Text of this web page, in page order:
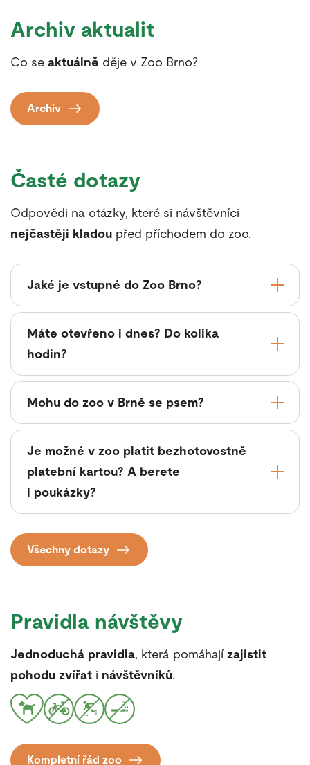
Archiv aktualit
Co se aktuálně děje v Zoo Brno?
Archiv
Časté dotazy
Odpovědi na otázky, které si návštěvníci
nejčastěji kladou před příchodem do zoo.
Jaké je vstupné do Zoo Brno?
Máte otevřeno i dnes? Do kolika
hodin?
Mohu do zoo v Brně se psem?
Je možné v zoo platit bezhotovostně
platební kartou? A berete
i poukázky?
Všechny dotazy
Pravidla návštěvy
Jednoduchá pravidla, která pomáhají zajistit
pohodu zvířat i návštěvníků.
Kompletní řád zoo